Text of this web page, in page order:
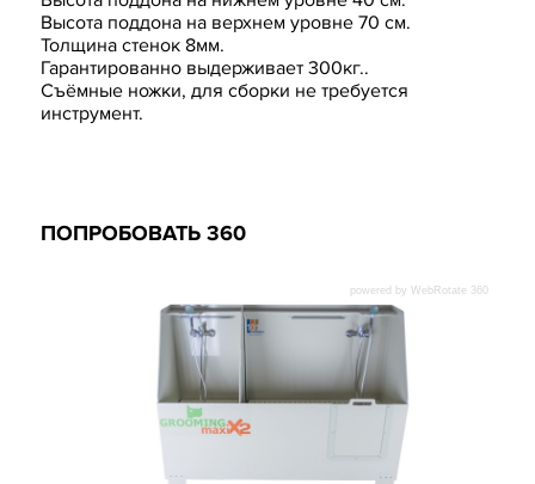
Высота поддона на верхнем уровне 70 см.
Толщина стенок 8мм.
Гарантированно выдерживает 300кг..
Съёмные ножки, для сборки не требуется
инструмент.
ПОПРОБОВАТЬ 360